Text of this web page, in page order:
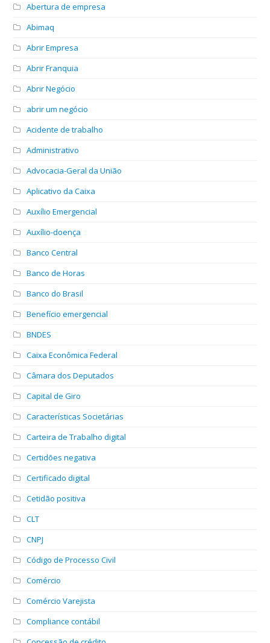
Abertura de empresa
Abimaq
Abrir Empresa
Abrir Franquia
Abrir Negócio
abrir um negócio
Acidente de trabalho
Administrativo
Advocacia-Geral da União
Aplicativo da Caixa
Auxílio Emergencial
Auxílio-doença
Banco Central
Banco de Horas
Banco do Brasil
Benefício emergencial
BNDES
Caixa Econômica Federal
Câmara dos Deputados
Capital de Giro
Características Societárias
Carteira de Trabalho digital
Certidões negativa
Certificado digital
Cetidão positiva
CLT
CNPJ
Código de Processo Civil
Comércio
Comércio Varejista
Compliance contábil